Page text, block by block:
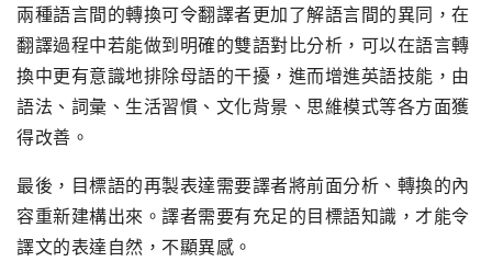
兩種語言間的轉換可令翻譯者更加了解語言間的異同，在
翻譯過程中若能做到明確的雙語對比分析，可以在語言轉
換中更有意識地排除母語的干擾，進而增進英語技能，由
語法、詞彙、生活習慣、文化背景、思維模式等各方面獲
得改善。
最後，目標語的再製表達需要譯者將前面分析、轉換的內
容重新建構出來。譯者需要有充足的目標語知識，才能令
譯文的表達自然，不顯異感。